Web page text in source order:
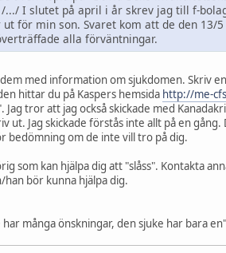
I slutet på april i år skrev jag till f-
för min son. Svaret kom att de den 13/
alla förväntningar.
med information om sjukdomen. Skriv
hittar du på Kaspers hemsida http://me-
Jag tror att jag också skickade med
ut. Jag skickade förstås inte allt på en
bedömning om de inte vill tro på dig.
som kan hjälpa dig att "slåss". Kontakta
bör kunna hjälpa dig.
många önskningar, den sjuke har bara